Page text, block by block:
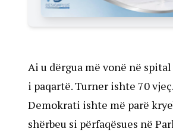
Ai u dërgua më vonë në
i paqartë. Turner ishte 70 vjeç.
Demokrati ishte më parë
shërbeu si përfaqësues në